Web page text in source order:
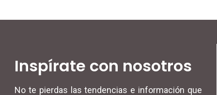
Inspírate con nosotros
No te pierdas las tendencias e información que